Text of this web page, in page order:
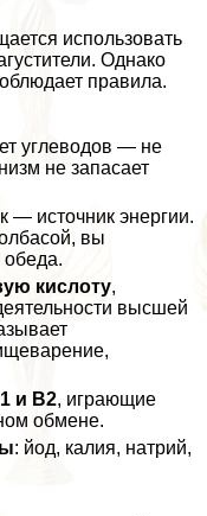
использовать
Однако
правила.
углеводов — не
не запасает
— источник энергии.
вы
обеда.
кислоту,
высшей
и B2, играющие
обмене.
: йод, калия, натрий,